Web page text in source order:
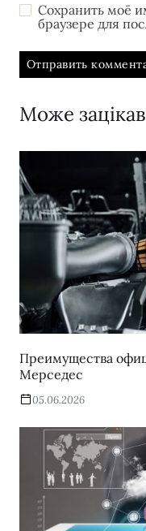
Сохранить моё
браузере для
Може
Преимущества
Мерседес
05.06.2026